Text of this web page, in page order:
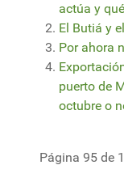
actúa y
El Butiá y
Por ahora
puerto de
octubre o
Página 95 de